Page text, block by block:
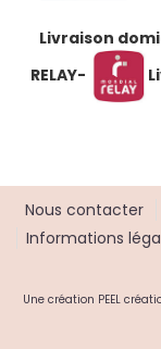
Livraison
RELAY-
Nous contacter
Informations
Une création PEEL